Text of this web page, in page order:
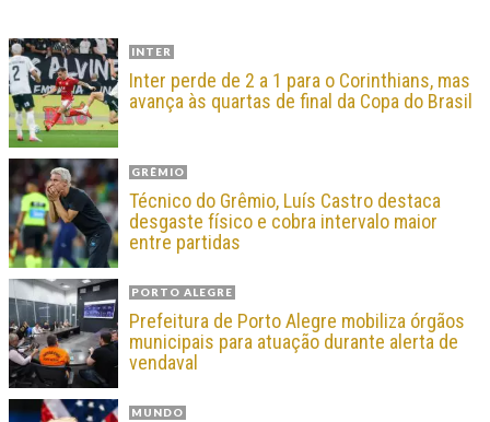
INTER
Inter perde de 2 a 1 para o Corinthians, mas
avança às quartas de final da Copa do Brasil
GRÊMIO
Técnico do Grêmio, Luís Castro destaca
desgaste físico e cobra intervalo maior
entre partidas
PORTO ALEGRE
Prefeitura de Porto Alegre mobiliza órgãos
municipais para atuação durante alerta de
vendaval
MUNDO